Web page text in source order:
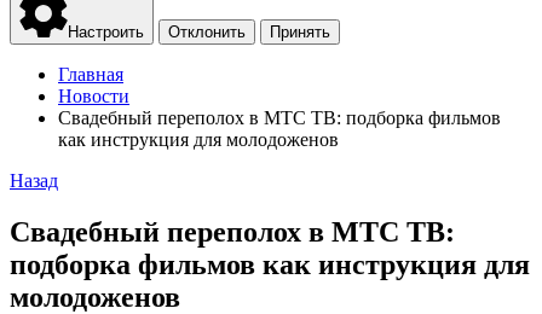
Настроить Отклонить Принять
Главная
Новости
Свадебный переполох в МТС ТВ: подборка фильмов
как инструкция для молодоженов
Назад
Свадебный переполох в МТС ТВ:
подборка фильмов как инструкция для
молодоженов